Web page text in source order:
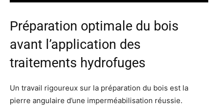
Préparation optimale du bois
avant l’application des
traitements hydrofuges
Un travail rigoureux sur la préparation du bois est la
pierre angulaire d’une imperméabilisation réussie.